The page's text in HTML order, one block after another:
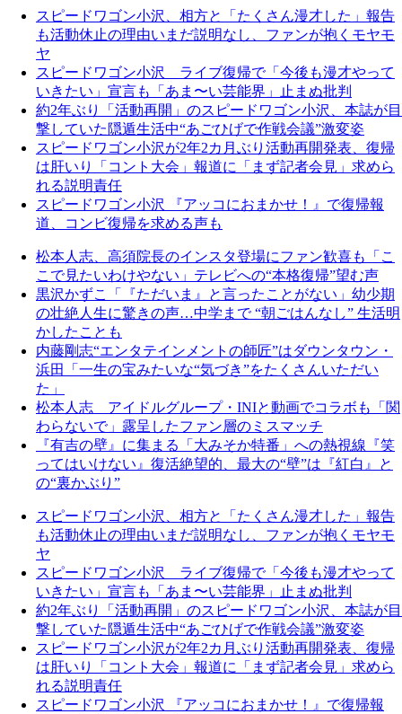
スピードワゴン小沢、相方と「たくさん漫才した」報告
も活動休止の理由いまだ説明なし、ファンが抱くモヤモ
ヤ
スピードワゴン小沢 ライブ復帰で「今後も漫才やって
いきたい」宣言も「あま〜い芸能界」止まぬ批判
約2年ぶり「活動再開」のスピードワゴン小沢、本誌が目
撃していた隠遁生活中“あごひげで作戦会議”激変姿
スピードワゴン小沢が2年2カ月ぶり活動再開発表、復帰
は肝いり「コント大会」報道に「まず記者会見」求めら
れる説明責任
スピードワゴン小沢 『アッコにおまかせ！』で復帰報
道、コンビ復帰を求める声も
松本人志、高須院長のインスタ登場にファン歓喜も「こ
こで見たいわけやない」テレビへの“本格復帰”望む声
黒沢かずこ「『ただいま』と言ったことがない」幼少期
の壮絶人生に驚きの声…中学まで “朝ごはんなし” 生活明
かしたことも
内藤剛志“エンタテインメントの師匠”はダウンタウン・
浜田「一生の宝みたいな“気づき”をたくさんいただい
た」
松本人志 アイドルグループ・INIと動画でコラボも「関
わらないで」露呈したファン層のミスマッチ
『有吉の壁』に集まる「大みそか特番」への熱視線『笑
ってはいけない』復活絶望的、最大の“壁”は『紅白』と
の“裏かぶり”
スピードワゴン小沢、相方と「たくさん漫才した」報告
も活動休止の理由いまだ説明なし、ファンが抱くモヤモ
ヤ
スピードワゴン小沢 ライブ復帰で「今後も漫才やって
いきたい」宣言も「あま〜い芸能界」止まぬ批判
約2年ぶり「活動再開」のスピードワゴン小沢、本誌が目
撃していた隠遁生活中“あごひげで作戦会議”激変姿
スピードワゴン小沢が2年2カ月ぶり活動再開発表、復帰
は肝いり「コント大会」報道に「まず記者会見」求めら
れる説明責任
スピードワゴン小沢 『アッコにおまかせ！』で復帰報